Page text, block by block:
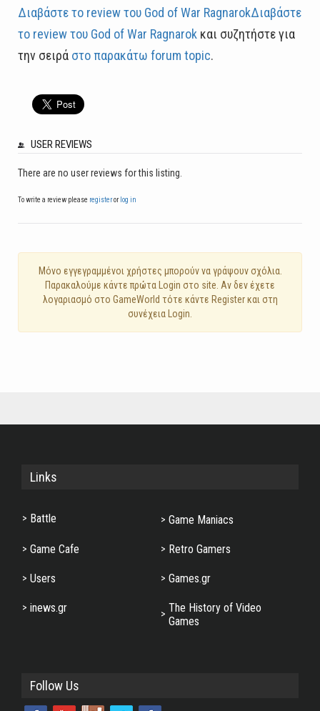
Διαβάστε το review του God of War RagnarokΔιαβάστε
το review του God of War Ragnarok και συζητήστε για
την σειρά στο παρακάτω forum topic.
USER REVIEWS
There are no user reviews for this listing.
To write a review please registeror log in
Mόνο εγγεγραμμένοι χρήστες μπορούν να γράψουν σχόλια.
Παρακαλούμε κάντε πρώτα Login στο site. Αν δεν έχετε
λογαριασμό στο GameWorld τότε κάντε Register και στη
συνέχεια Login.
Links
Battle Game Maniacs
Game Cafe Retro Gamers
Users Games.gr
inews.gr
The History of Video
Games
Follow Us